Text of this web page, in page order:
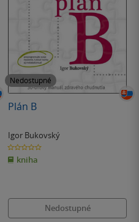
Nedostupné
Plán B
Igor Bukovský
0.0
z
5
hvězdiček
kniha
Nedostupné